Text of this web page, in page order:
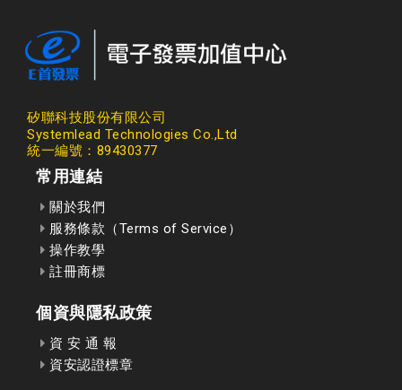
矽聯科技股份有限公司
Systemlead Technologies Co.,Ltd
統一編號：89430377
常用連結
關於我們
服務條款（Terms of Service）
操作教學
註冊商標
個資與隱私政策
資 安 通 報
資安認證標章